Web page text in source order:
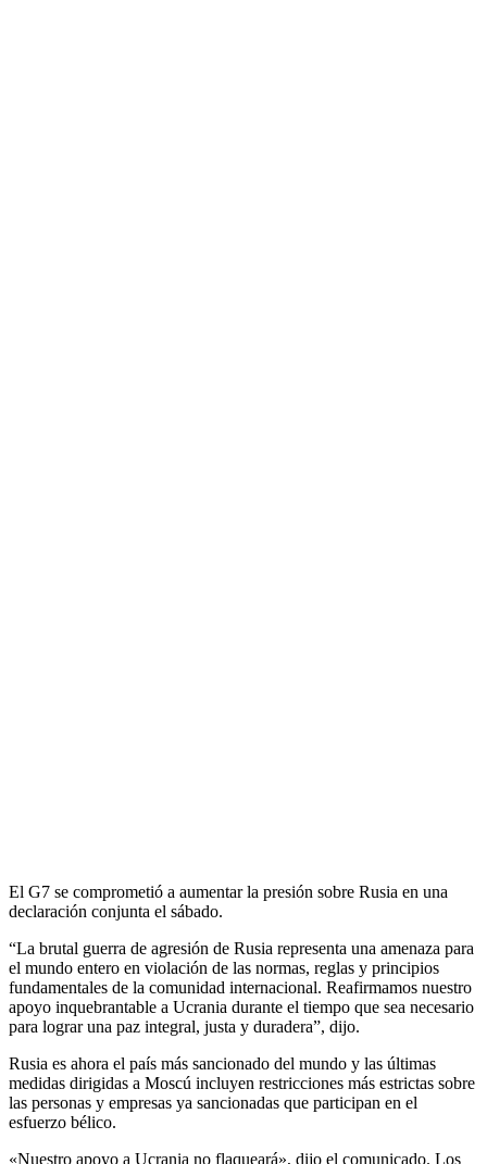
El G7 se comprometió a aumentar la presión sobre Rusia en una
declaración conjunta el sábado.
“La brutal guerra de agresión de Rusia representa una amenaza para
el mundo entero en violación de las normas, reglas y principios
fundamentales de la comunidad internacional. Reafirmamos nuestro
apoyo inquebrantable a Ucrania durante el tiempo que sea necesario
para lograr una paz integral, justa y duradera”, dijo.
Rusia es ahora el país más sancionado del mundo y las últimas
medidas dirigidas a Moscú incluyen restricciones más estrictas sobre
las personas y empresas ya sancionadas que participan en el
esfuerzo bélico.
«Nuestro apoyo a Ucrania no flaqueará», dijo el comunicado. Los